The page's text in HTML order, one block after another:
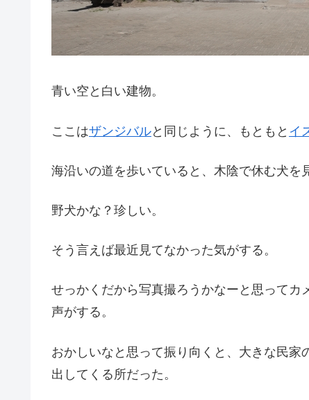
青い空と白い建物。
ここはザンジバルと同じように、もともと イ
海沿いの道を歩いていると、木陰で休む犬を
野犬かな？珍しい。
そう言えば最近見てなかった気がする。
せっかくだから写真撮ろうかなーと思ってカ
声がする。
おかしいなと思って振り向くと、大きな民
出してくる所だった。